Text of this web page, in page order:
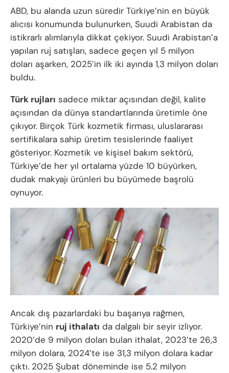
ABD, bu alanda uzun süredir Türkiye’nin en büyük
alıcısı konumunda bulunurken, Suudi Arabistan da
istikrarlı alımlarıyla dikkat çekiyor. Suudi Arabistan’a
yapılan ruj satışları, sadece geçen yıl 5 milyon
doları aşarken, 2025’in ilk iki ayında 1,3 milyon doları
buldu.
Türk rujları sadece miktar açısından değil, kalite
açısından da dünya standartlarında üretimle öne
çıkıyor. Birçok Türk kozmetik firması, uluslararası
sertifikalara sahip üretim tesislerinde faaliyet
gösteriyor. Kozmetik ve kişisel bakım sektörü,
Türkiye’de her yıl ortalama yüzde 10 büyürken,
dudak makyajı ürünleri bu büyümede başrolü
oynuyor.
Ancak dış pazarlardaki bu başarıya rağmen,
Türkiye’nin ruj ithalatı da dalgalı bir seyir izliyor.
2020’de 9 milyon doları bulan ithalat, 2023’te 26,3
milyon dolara, 2024’te ise 31,3 milyon dolara kadar
çıktı. 2025 Şubat döneminde ise 5.2 milyon